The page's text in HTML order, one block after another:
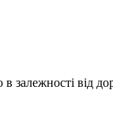
залежності від